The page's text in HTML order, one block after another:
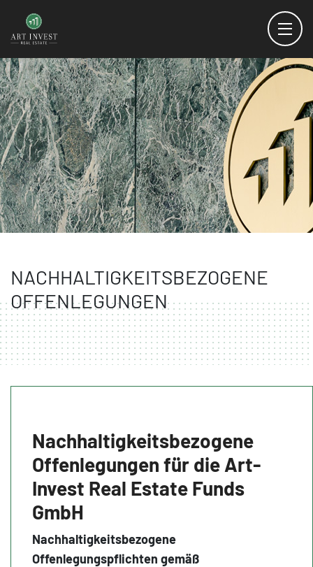
NACHHALTIGKEITSBEZOGENE
OFFENLEGUNGEN
Nachhaltigkeitsbezogene
Offenlegungen für die Art-
Invest Real Estate Funds
GmbH
Nachhaltigkeitsbezogene
Offenlegungspflichten gemäß